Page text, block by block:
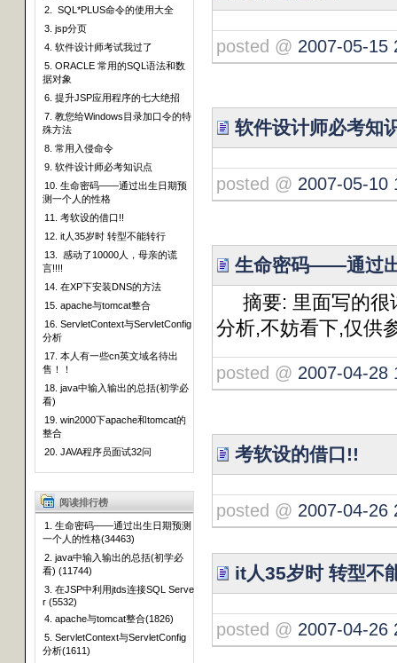
2. SQL*PLUS命令的使用大全
3. jsp分页
4. 软件设计师考试我过了
5. ORACLE 常用的SQL语法和数
据对象
6. 提升JSP应用程序的七大绝招
7. 教您给Windows目录加口令的特
殊方法
8. 常用入侵命令
9. 软件设计师必考知识点
10. 生命密码——通过出生日期预
测一个人的性格
11. 考软设的借口!!
12. it人35岁时 转型不能转行
13. 感动了10000人，母亲的谎
言!!!!
14. 在XP下安装DNS的方法
15. apache与tomcat整合
16. ServletContext与ServletConfig
分析
17. 本人有一些cn英文域名待出
售！！
18. java中输入输出的总括(初学必
看)
19. win2000下apache和tomcat的
整合
20. JAVA程序员面试32问
阅读排行榜
1. 生命密码——通过出生日期预测
一个人的性格(34463)
2. java中输入输出的总括(初学必
看) (11744)
3. 在JSP中利用jtds连接SQL Serve
r (5532)
4. apache与tomcat整合(1826)
5. ServletContext与ServletConfig
分析(1611)
posted @ 2007-05-15
软件设计师必考知
posted @ 2007-05-10
生命密码——通过
摘要: 里面写的很
分析,不妨看下,仅供
posted @ 2007-04-28
考软设的借口!!
posted @ 2007-04-26
it人35岁时 转型不
posted @ 2007-04-26